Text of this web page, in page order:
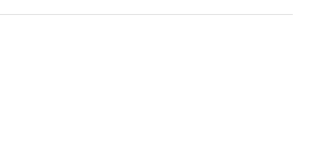
(0,1%); Potasio (0,6%); Sodio (0,2%); Ácidos grasos